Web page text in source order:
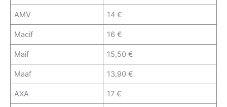
AMV 14 €
Macif 16 €
Maif 15,50 €
Maaf 13,90 €
AXA 17 €